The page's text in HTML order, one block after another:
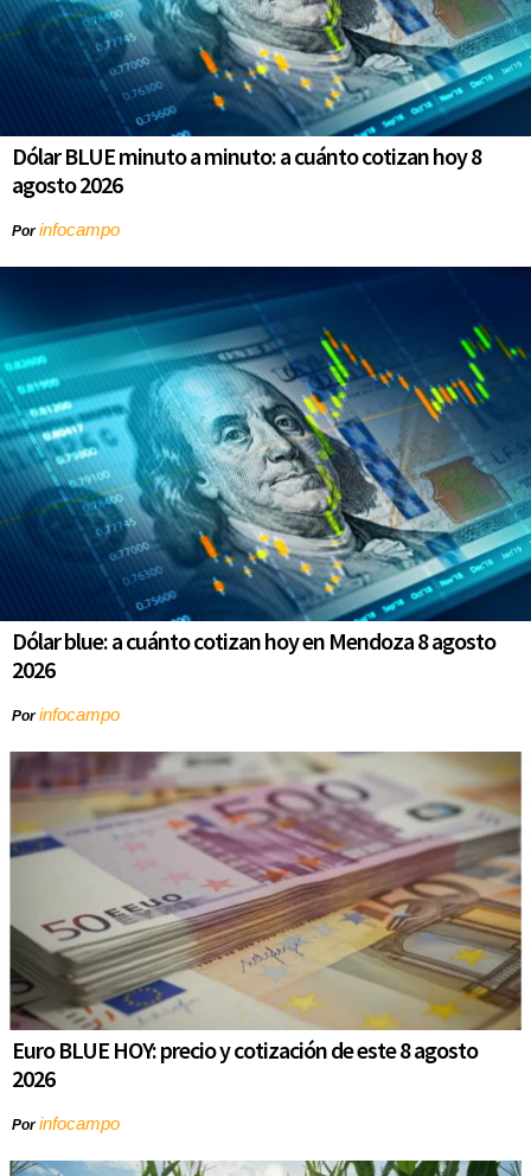
Dólar BLUE minuto a minuto: a cuánto cotizan hoy 8
agosto 2026
Porinfocampo
Dólar blue: a cuánto cotizan hoy en Mendoza 8 agosto
2026
Porinfocampo
Euro BLUE HOY: precio y cotización de este 8 agosto
2026
Porinfocampo